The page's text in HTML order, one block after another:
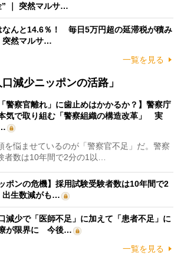
” ｜ 突然マルサ…
なんと14.6％！ 毎日5万円超の延滞税が積み
突然マルサ…
一覧を見る
減少ニッポンの活路」
「警察官離れ」に歯止めはかかるか？】警察庁
気で取り組む「警察組織の構造改革」 実
悩ませているのが「警察官不足」だ。警察
者数は10年間で2分の1以…
ポンの危機】採用試験受験者数は10年間で2
生数減がも…
減少で「医師不足」に加えて「患者不足」に
療が限界に 今後…
一覧を見る